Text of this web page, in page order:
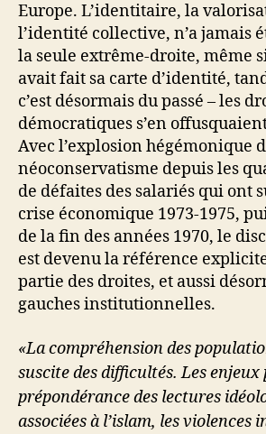
Europe. L’identitaire, la
l’identité collective, n’a jamais
la seule extrême-droite, même
avait fait sa carte d’identité,
c’est désormais du passé – les
démocratiques s’en
Avec l’explosion hégémonique
néoconservatisme depuis les
de défaites des salariés qui ont
crise économique 1973-1975,
de la fin des années 1970, le
est devenu la référence
partie des droites, et aussi
gauches institutionnelles.
«La compréhension des
suscite des difficultés. Les
prépondérance des lectures
associées à l’islam, les violences